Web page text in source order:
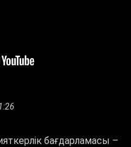
бағдарламасы –